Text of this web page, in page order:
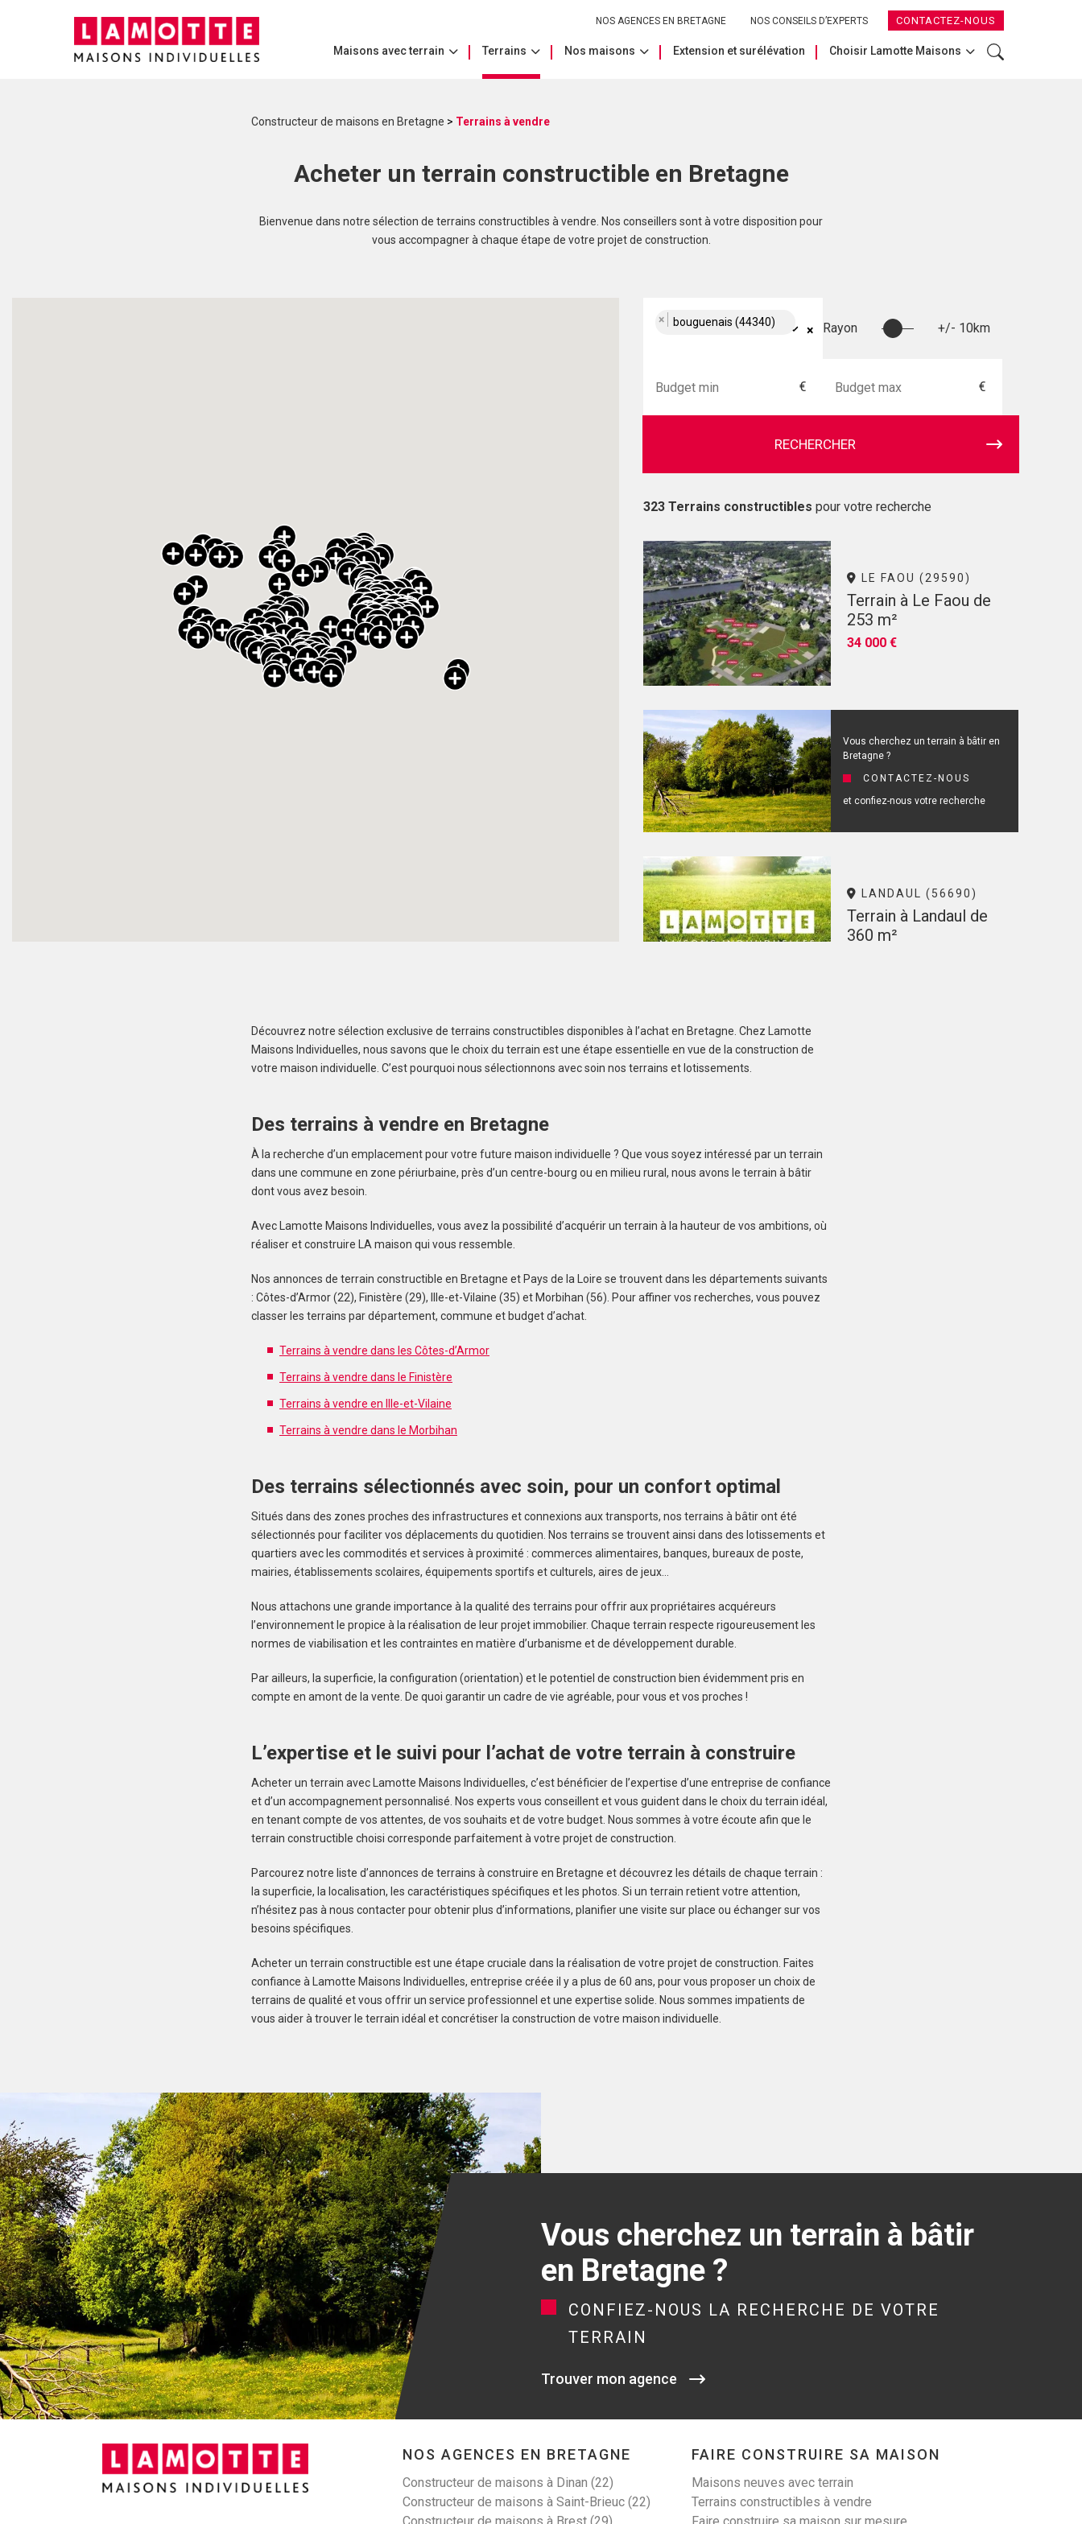
NOS AGENCES EN BRETAGNE NOS CONSEILS D’EXPERTS CONTACTEZ-NOUS
Maisons avec terrain Terrains Nos maisons Extension et surélévation Choisir Lamotte Maisons
Constructeur de maisons en Bretagne > Terrains à vendre
Acheter un terrain constructible en Bretagne
Bienvenue dans notre sélection de terrains constructibles à vendre. Nos conseillers sont à votre disposition pour
vous accompagner à chaque étape de votre projet de construction.
×
× bouguenais (44340) Rayon +/- 10km
€ €
RECHERCHER
323 Terrains constructibles pour votre recherche
LE FAOU (29590)
Terrain à Le Faou de
253 m²
34 000 €
Vous cherchez un terrain à bâtir en
Bretagne ?
CONTACTEZ-NOUS
et confiez-nous votre recherche
LANDAUL (56690)
Terrain à Landaul de
360 m²
Créez une alerte et ne manquez aucun bien
correspondant à votre recherche
LANESTER (56600)
Découvrez notre sélection exclusive de terrains constructibles disponibles à l’achat en Bretagne. Chez Lamotte
Maisons Individuelles, nous savons que le choix du terrain est une étape essentielle en vue de la construction de
votre maison individuelle. C’est pourquoi nous sélectionnons avec soin nos terrains et lotissements.
Des terrains à vendre en Bretagne
À la recherche d’un emplacement pour votre future maison individuelle ? Que vous soyez intéressé par un terrain
dans une commune en zone périurbaine, près d’un centre-bourg ou en milieu rural, nous avons le terrain à bâtir
dont vous avez besoin.
Avec Lamotte Maisons Individuelles, vous avez la possibilité d’acquérir un terrain à la hauteur de vos ambitions, où
réaliser et construire LA maison qui vous ressemble.
Nos annonces de terrain constructible en Bretagne et Pays de la Loire se trouvent dans les départements suivants
: Côtes-d’Armor (22), Finistère (29), Ille-et-Vilaine (35) et Morbihan (56). Pour affiner vos recherches, vous pouvez
classer les terrains par département, commune et budget d’achat.
Terrains à vendre dans les Côtes-d’Armor
Terrains à vendre dans le Finistère
Terrains à vendre en Ille-et-Vilaine
Terrains à vendre dans le Morbihan
Des terrains sélectionnés avec soin, pour un confort optimal
Situés dans des zones proches des infrastructures et connexions aux transports, nos terrains à bâtir ont été
sélectionnés pour faciliter vos déplacements du quotidien. Nos terrains se trouvent ainsi dans des lotissements et
quartiers avec les commodités et services à proximité : commerces alimentaires, banques, bureaux de poste,
mairies, établissements scolaires, équipements sportifs et culturels, aires de jeux…
Nous attachons une grande importance à la qualité des terrains pour offrir aux propriétaires acquéreurs
l’environnement le propice à la réalisation de leur projet immobilier. Chaque terrain respecte rigoureusement les
normes de viabilisation et les contraintes en matière d’urbanisme et de développement durable.
Par ailleurs, la superficie, la configuration (orientation) et le potentiel de construction bien évidemment pris en
compte en amont de la vente. De quoi garantir un cadre de vie agréable, pour vous et vos proches !
L’expertise et le suivi pour l’achat de votre terrain à construire
Acheter un terrain avec Lamotte Maisons Individuelles, c’est bénéficier de l’expertise d’une entreprise de confiance
et d’un accompagnement personnalisé. Nos experts vous conseillent et vous guident dans le choix du terrain idéal,
en tenant compte de vos attentes, de vos souhaits et de votre budget. Nous sommes à votre écoute afin que le
terrain constructible choisi corresponde parfaitement à votre projet de construction.
Parcourez notre liste d’annonces de terrains à construire en Bretagne et découvrez les détails de chaque terrain :
la superficie, la localisation, les caractéristiques spécifiques et les photos. Si un terrain retient votre attention,
n’hésitez pas à nous contacter pour obtenir plus d’informations, planifier une visite sur place ou échanger sur vos
besoins spécifiques.
Acheter un terrain constructible est une étape cruciale dans la réalisation de votre projet de construction. Faites
confiance à Lamotte Maisons Individuelles, entreprise créée il y a plus de 60 ans, pour vous proposer un choix de
terrains de qualité et vous offrir un service professionnel et une expertise solide. Nous sommes impatients de
vous aider à trouver le terrain idéal et concrétiser la construction de votre maison individuelle.
Vous cherchez un terrain à bâtir
en Bretagne ?
CONFIEZ-NOUS LA RECHERCHE DE VOTRE
TERRAIN
Trouver mon agence
NOS AGENCES EN BRETAGNE
Constructeur de maisons à Dinan (22)
Constructeur de maisons à Saint-Brieuc (22)
FAIRE CONSTRUIRE SA MAISON
Maisons neuves avec terrain
Terrains constructibles à vendre